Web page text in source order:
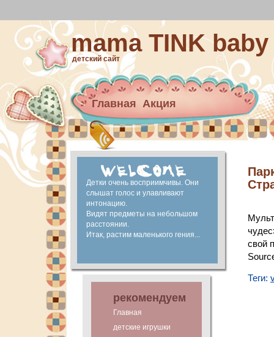
mama TINK baby
детский сайт
Главная Акция
Архив новостей
материнский капитал
Ранее развитие
Детки очень восприимчивы. Они
слышат голос и улавливают
интонацию.
Видят предметы на небольшом
расстоянии.
Итак, растим маленького гения...
рекомендуем
Главная
детские игрушки
свой
Теги: